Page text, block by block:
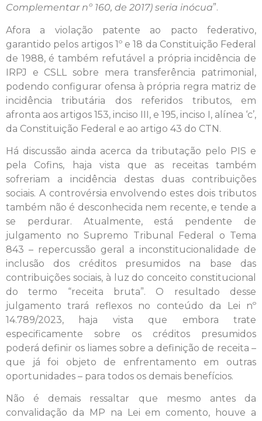
Complementar nº 160, de 2017) seria inócua”.
Afora a violação patente ao pacto federativo,
garantido pelos artigos 1º e 18 da Constituição Federal
de 1988, é também refutável a própria incidência de
IRPJ e CSLL sobre mera transferência patrimonial,
podendo configurar ofensa à própria regra matriz de
incidência tributária dos referidos tributos, em
afronta aos artigos 153, inciso III, e 195, inciso I, alínea ‘c’,
da Constituição Federal e ao artigo 43 do CTN.
Há discussão ainda acerca da tributação pelo PIS e
pela Cofins, haja vista que as receitas também
sofreriam a incidência destas duas contribuições
sociais. A controvérsia envolvendo estes dois tributos
também não é desconhecida nem recente, e tende a
se perdurar. Atualmente, está pendente de
julgamento no Supremo Tribunal Federal o Tema
843 – repercussão geral a inconstitucionalidade de
inclusão dos créditos presumidos na base das
contribuições sociais, à luz do conceito constitucional
do termo “receita bruta”. O resultado desse
julgamento trará reflexos no conteúdo da Lei nº
14.789/2023, haja vista que embora trate
especificamente sobre os créditos presumidos
poderá definir os liames sobre a definição de receita –
que já foi objeto de enfrentamento em outras
oportunidades – para todos os demais benefícios.
Não é demais ressaltar que mesmo antes da
convalidação da MP na Lei em comento, houve a